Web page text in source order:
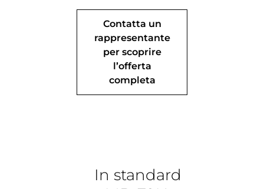
Contatta un
rappresentante
per scoprire
l’offerta
completa
In standard